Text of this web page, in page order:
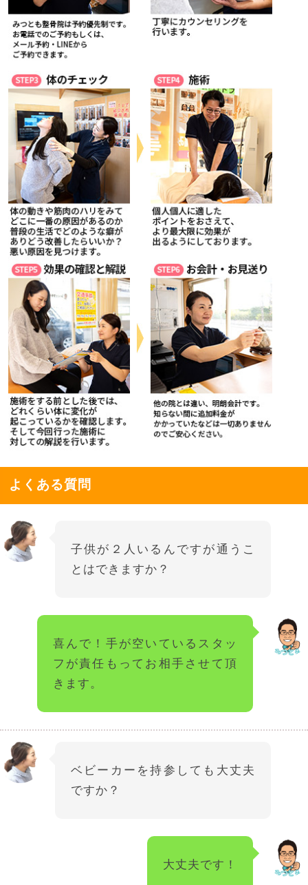
よくある質問
子供が２人いるんですが通うこ
とはできますか？
喜んで！手が空いているスタッ
フが責任もってお相手させて頂
きます。
ベビーカーを持参しても大丈夫
ですか？
大丈夫です！